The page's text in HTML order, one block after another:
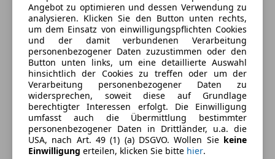
Berganfahrassistent
Einparkhilfe
Einparkhilfe Sensoren hinten
Einparkhilfe Sensoren vorne
Sicherheit
Fahrerairbag
Fernlichtassistent
Notrufsystem
Verkehrszeichenerkennung
Farbe und Innenausstattung
Außenfarbe
Weiß
Farbe laut Hersteller
Arctic White
Lackierung
Andere
Fahrzeugbeschreibung
Angebot zu optimieren und dessen Verwendung zu
analysieren. Klicken Sie den Button unten rechts,
um dem Einsatz von einwilligungspflichten Cookies
und der damit verbundenen Verarbeitung
personenbezogener Daten zuzustimmen oder den
Button unten links, um eine detaillierte Auswahl
hinsichtlich der Cookies zu treffen oder um der
Verarbeitung personenbezogener Daten zu
widersprechen, soweit diese auf Grundlage
berechtigter Interessen erfolgt. Die Einwilligung
umfasst auch die Übermittlung bestimmter
personenbezogener Daten in Drittländer, u.a. die
USA, nach Art. 49 (1) (a) DSGVO. Wollen Sie keine
Einwilligung erteilen, klicken Sie bitte hier.